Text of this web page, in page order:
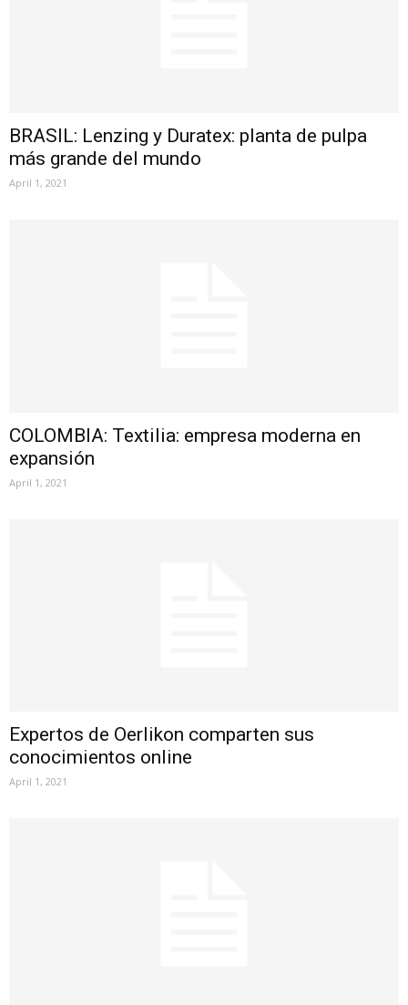
BRASIL: Lenzing y Duratex: planta de pulpa
más grande del mundo
April 1, 2021
COLOMBIA: Textilia: empresa moderna en
expansión
April 1, 2021
Expertos de Oerlikon comparten sus
conocimientos online
April 1, 2021